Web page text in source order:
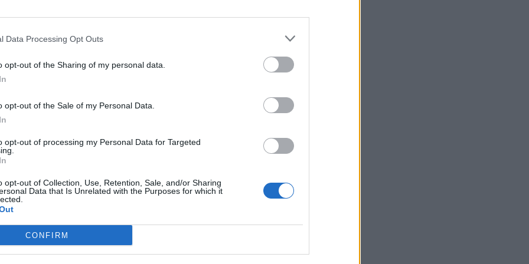
Data Processing Opt Outs
opt-out of the Sharing of my personal data.
opt-out of the Sale of my Personal Data.
opt-out of processing my Personal Data for Targeted
opt-out of Collection, Use, Retention, Sale, and/or Sharing
Data that Is Unrelated with the Purposes for which it
CONFIRM
száma
2863 pár lépett frigyre, ami majdnem kétszer,
kötött házasságok száma a legmagasabb januári
jutott. Az előbbi 0,9 ezrelékponttal magasabb,
azonos hónapjában. Ennek eredményeként a
2020. januárban 4,2 ezrelékre mérséklődött.
2,9 csecsemőhalálozás jutott, ami 0,9
A házasságkötési arányszám 3,5 ezrelék
- írták.